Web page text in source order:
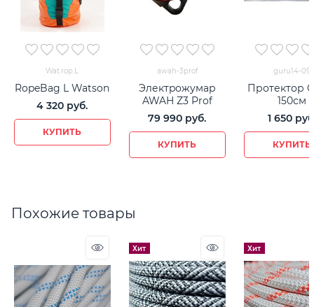
Wat.rop.L
RopeBag L Watson
4 320 руб.
КУПИТЬ
awah-3prof
Электpожумар
AWAH Z3 Prof
79 990 руб.
КУПИТЬ
guru14-09
Протектор
150см
1 650
КУПИТЬ
Похожие товары
Хит Хит